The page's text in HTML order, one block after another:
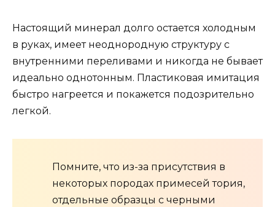
Настоящий минерал долго остается холодным
в руках, имеет неоднородную структуру с
внутренними переливами и никогда не бывает
идеально однотонным. Пластиковая имитация
быстро нагреется и покажется подозрительно
легкой.
Помните, что из-за присутствия в
некоторых породах примесей тория,
отдельные образцы с черными